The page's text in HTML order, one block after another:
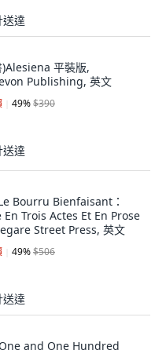
送達
平裝版,
Publishing, 英文
49%$390
送達
Bourru Bienfaisant：
En Trois Actes Et En Prose
Street Press, 英文
49%$506
送達
and One Hundred